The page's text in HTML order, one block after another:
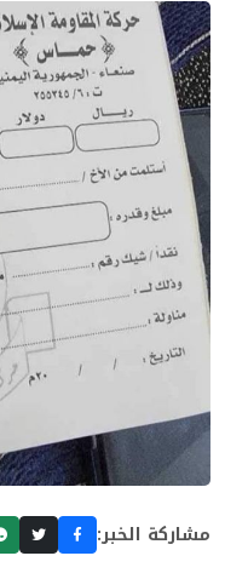
مشاركة الخبر: